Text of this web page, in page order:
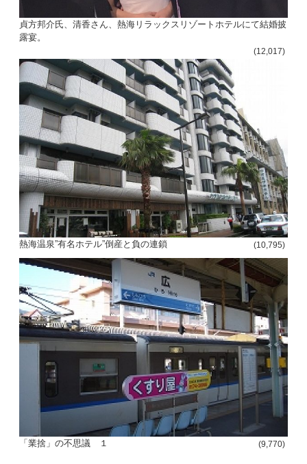
貞方邦介氏、清香さん、熱海リラックスリゾートホテルにて結婚披
露宴。
(12,017)
熱海温泉”有名ホテル”倒産と負の連鎖 (10,795)
「業捨」の不思議 １ (9,770)